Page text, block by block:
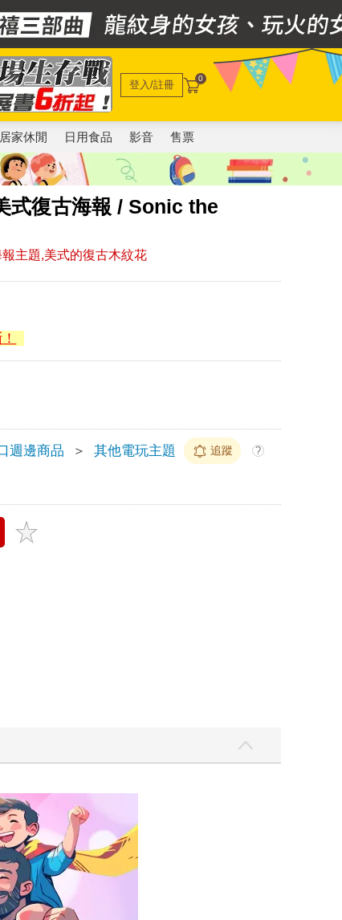
登入/註冊 0
居家休閒 日用食品 影音 售票
式復古海報 / Sonic the
主題,美式的復古木紋花
週邊商品 ＞ 其他電玩主題 追蹤 ?